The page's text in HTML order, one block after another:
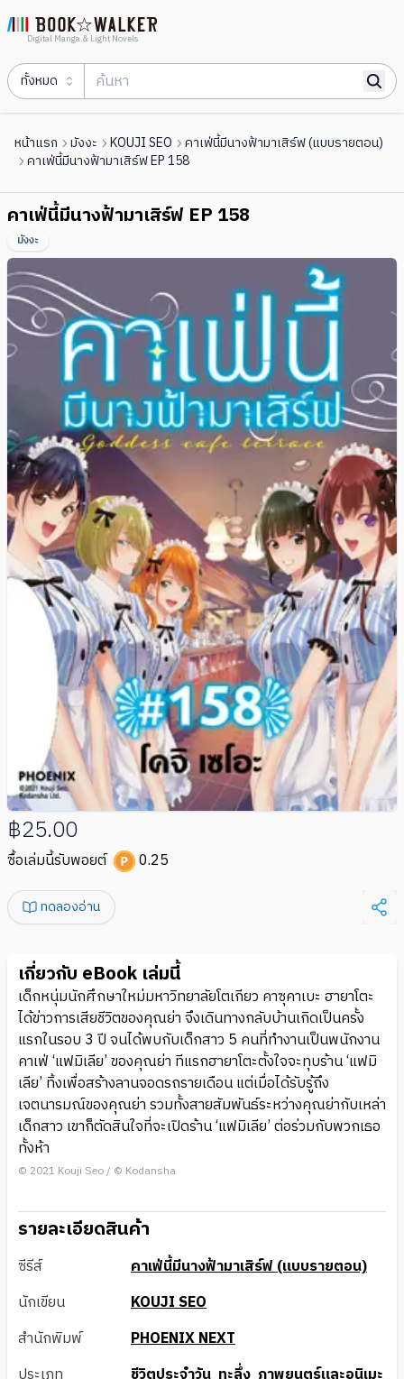
Digital Manga & Light Novels
ทั้งหมด
หน้าแรก มังงะ KOUJI SEO
คาเฟ่นี้มีนางฟ้ามาเสิร์ฟ (แบบรายตอน)
คาเฟ่นี้มีนางฟ้ามาเสิร์ฟ EP 158
คาเฟ่นี้มีนางฟ้ามาเสิร์ฟ EP 158
มังงะ
฿25.00
ซื้อเล่มนี้รับพอยต์ 0.25
ทดลองอ่าน
เกี่ยวกับ eBook เล่มนี้
เด็กหนุ่มนักศึกษาใหม่มหาวิทยาลัยโตเกียว คาซุคาเบะ ฮายาโตะ
ได้ข่าวการเสียชีวิตของคุณย่า จึงเดินทางกลับบ้านเกิดเป็นครั้ง
แรกในรอบ 3 ปี จนได้พบกับเด็กสาว 5 คนที่ทำงานเป็นพนักงาน
คาเฟ่ ‘แฟมิเลีย’ ของคุณย่า ทีแรกฮายาโตะตั้งใจจะทุบร้าน ‘แฟมิ
เลีย’ ทิ้งเพื่อสร้างลานจอดรถรายเดือน แต่เมื่อได้รับรู้ถึง
เจตนารมณ์ของคุณย่า รวมทั้งสายสัมพันธ์ระหว่างคุณย่ากับเหล่า
เด็กสาว เขาก็ตัดสินใจที่จะเปิดร้าน ‘แฟมิเลีย’ ต่อร่วมกับพวกเธอ
ทั้งห้า
© 2021 Kouji Seo / © Kodansha
รายละเอียดสินค้า
ซีรีส์
คาเฟ่นี้มีนางฟ้ามาเสิร์ฟ (แบบรายตอน)
นักเขียน
KOUJI SEO
สำนักพิมพ์
PHOENIX NEXT